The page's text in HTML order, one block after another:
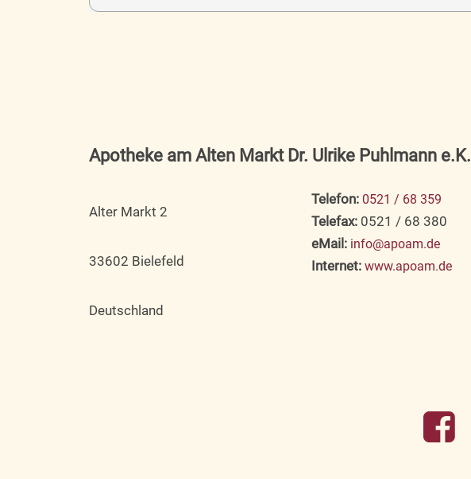
Apotheke am Alten Markt Dr. Ulrike Puhlmann e.K.
Alter Markt 2
33602 Bielefeld
Deutschland
Telefon: 0521 / 68 359
Telefax: 0521 / 68 380
eMail: info@apoam.de
Internet: www.apoam.de